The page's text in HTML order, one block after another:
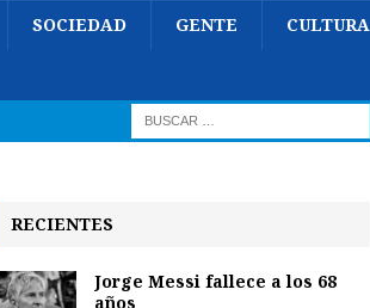
SOCIEDAD GENTE CULTURA
RECIENTES
Jorge Messi fallece a los 68
años